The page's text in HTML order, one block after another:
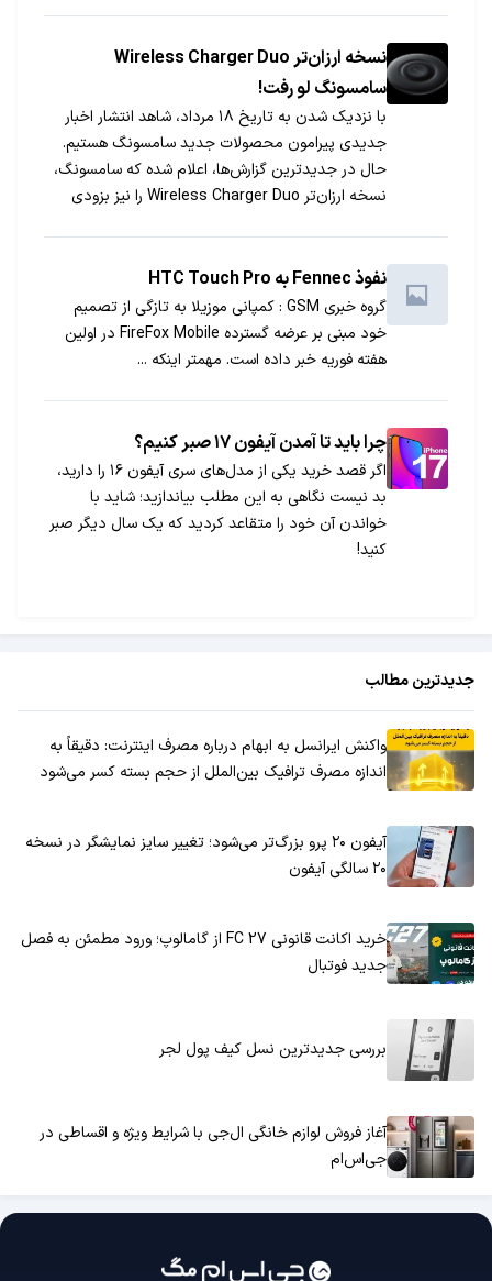
شما کمک می‌کنند تا از صحت دستگاه خود مطمئن
شوید.
نسخه ارزان‌تر Wireless Charger Duo
سامسونگ لو رفت!
با نزدیک شدن به تاریخ ۱۸ مرداد، شاهد انتشار اخبار
جدیدی پیرامون محصولات جدید سامسونگ هستیم.
حال در جدیدترین گزارش‌ها، اعلام شده که سامسونگ،
نسخه ارزان‌تر Wireless Charger Duo را نیز بزودی
نفوذ Fennec به HTC Touch Pro
گروه خبری GSM : کمپانی موزیلا به تازگی از تصمیم
خود مبنی بر عرضه گسترده FireFox Mobile در اولین
هفته فوریه خبر داده است. مهمتر اینکه ...
چرا باید تا آمدن آیفون ۱۷ صبر کنیم؟
اگر قصد خرید یکی از مدل‌های سری آیفون ۱۶ را دارید،
بد نیست نگاهی به این مطلب بیاندازید؛ شاید با
خواندن آن خود را متقاعد کردید که یک سال دیگر صبر
کنید!
جدیدترین مطالب
واکنش ایرانسل به ابهام درباره مصرف اینترنت: دقیقاً به
اندازه مصرف ترافیک بین‌الملل از حجم بسته کسر می‌شود
آیفون ۲۰ پرو بزرگ‌تر می‌شود؛ تغییر سایز نمایشگر در نسخه
۲۰ سالگی آیفون
خرید اکانت قانونی FC 27 از گامالوپ؛ ورود مطمئن به فصل
جدید فوتبال
بررسی جدیدترین نسل کیف پول لجر
آغاز فروش لوازم خانگی ال‌جی با شرایط ویژه و اقساطی در
جی‌اس‌ام